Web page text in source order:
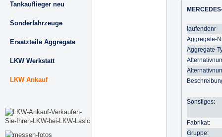
Tankauflieger neu
Sonderfahrzeuge
Ersatzteile Aggregate
LKW Werkstatt
LKW Ankauf
laufendenr
Aggregate-
Aggregate-
Sonstiges:
Fabrikat:
Gruppe: